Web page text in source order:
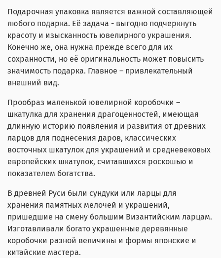
Подарочная упаковка является важной составляющей
любого подарка. Её задача - выгодно подчеркнуть
красоту и изысканность ювелирного украшения.
Конечно же, она нужна прежде всего для их
сохранности, но её оригинальность может повысить
значимость подарка. Главное – привлекательный
внешний вид.
Прообраз маленькой ювелирной коробочки –
шкатулка для хранения драгоценностей, имеющая
длинную историю появления и развития от древних
ларцов для поднесения даров, классических
восточных шкатулок для украшений и средневековых
европейских шкатулок, считавшихся роскошью и
показателем богатства.
В древней Руси были сундуки или ларцы для
хранения памятных мелочей и украшений,
пришедшие на смену большим Византийским ларцам.
Изготавливали богато украшенные деревянные
коробочки разной величины и формы японские и
китайские мастера.